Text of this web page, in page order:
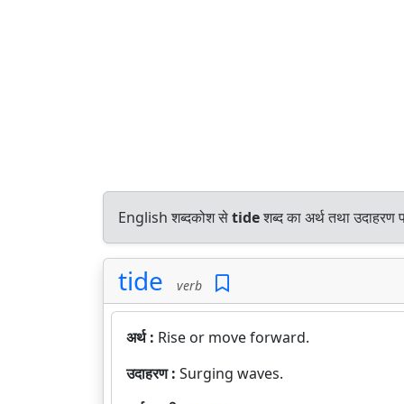
English शब्दकोश सेtideशब्द का अर्थ तथा उदाहरण
tide verb
अर्थ : Rise or move forward.
उदाहरण : Surging waves.